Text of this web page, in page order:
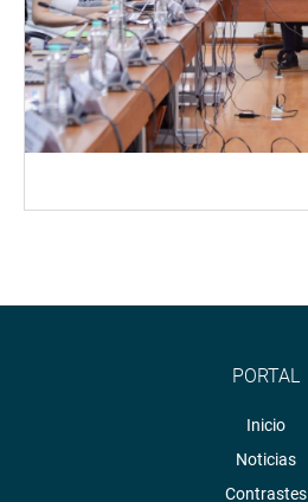
PORTAL
Inicio
Noticias
Contrastes